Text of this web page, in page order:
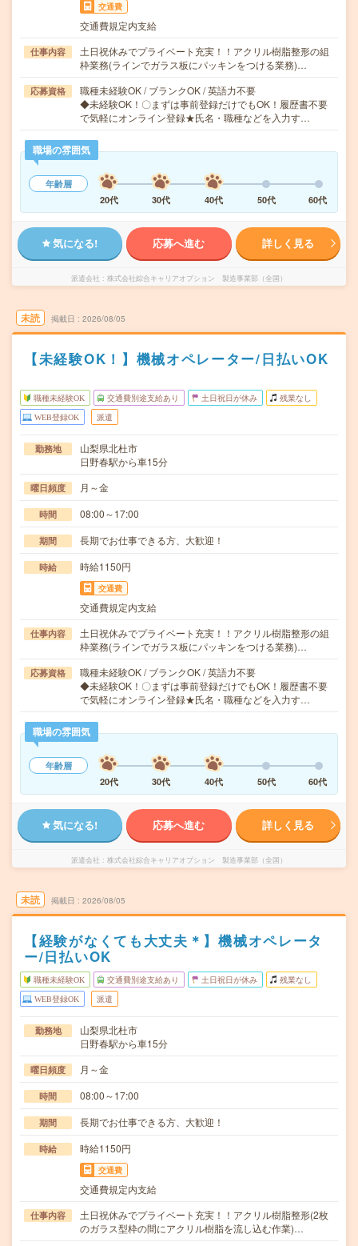
交通費
交通費規定内支給
仕事内容
土日祝休みでプライベート充実！！アクリル樹脂整形の組
枠業務(ラインでガラス板にパッキンをつける業務)…
応募資格
職種未経験OK / ブランクOK / 英語力不要
◆未経験OK！〇まずは事前登録だけでもOK！履歴書不要
で気軽にオンライン登録★氏名・職種などを入力す…
職場の雰囲気
年齢層
20代
30代 40代 50代 60代
気になる! 応募へ進む 詳しく見る
派遣会社 株式会社綜合キャリアオプション 製造事業部（全国）
未読 掲載日 2026/08/05
【未経験OK！】機械オペレーター/日払いOK
職種未経験OK 交通費別途支給あり 土日祝日が休み 残業なし
WEB登録OK 派遣
勤務地
山梨県北杜市
日野春駅から車15分
曜日頻度 月～金
時間 08:00～17:00
期間 長期でお仕事できる方、大歓迎！
時給 時給1150円
交通費
交通費規定内支給
仕事内容
土日祝休みでプライベート充実！！アクリル樹脂整形の組
枠業務(ラインでガラス板にパッキンをつける業務)…
応募資格
職種未経験OK / ブランクOK / 英語力不要
◆未経験OK！〇まずは事前登録だけでもOK！履歴書不要
で気軽にオンライン登録★氏名・職種などを入力す…
職場の雰囲気
年齢層
20代
30代 40代 50代 60代
気になる! 応募へ進む 詳しく見る
派遣会社 株式会社綜合キャリアオプション 製造事業部（全国）
未読 掲載日 2026/08/05
【経験がなくても大丈夫＊】機械オペレータ
ー/日払いOK
職種未経験OK 交通費別途支給あり 土日祝日が休み 残業なし
WEB登録OK 派遣
勤務地
山梨県北杜市
日野春駅から車15分
曜日頻度 月～金
時間 08:00～17:00
期間 長期でお仕事できる方、大歓迎！
時給 時給1150円
交通費
交通費規定内支給
仕事内容
土日祝休みでプライベート充実！！アクリル樹脂整形(2枚
のガラス型枠の間にアクリル樹脂を流し込む作業)…